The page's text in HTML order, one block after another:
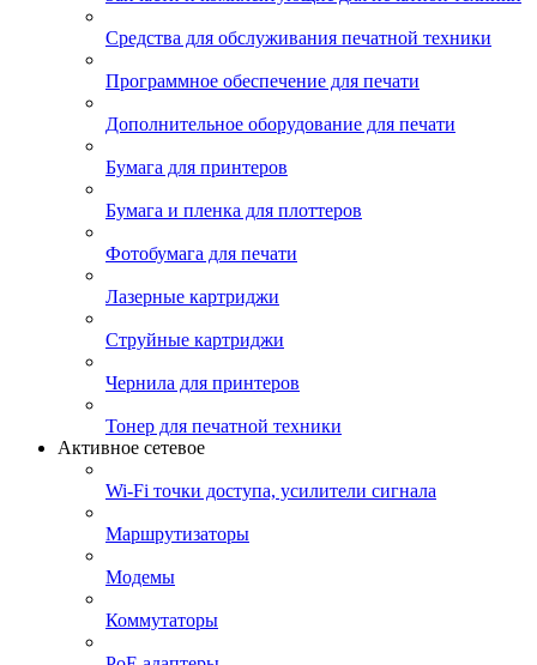
Средства для обслуживания печатной техники
Программное обеспечение для печати
Дополнительное оборудование для печати
Бумага для принтеров
Бумага и пленка для плоттеров
Фотобумага для печати
Лазерные картриджи
Струйные картриджи
Чернила для принтеров
Тонер для печатной техники
Активное сетевое
Wi-Fi точки доступа, усилители сигнала
Маршрутизаторы
Модемы
Коммутаторы